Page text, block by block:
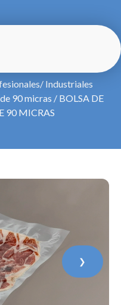
Industriales
90 micras / BOLSA DE
90 MICRAS
❯